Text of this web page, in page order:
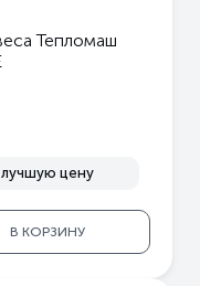
Тепломаш
цену
В КОРЗИНУ